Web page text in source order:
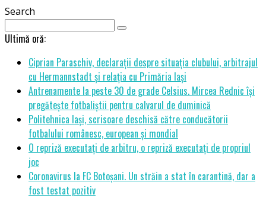
Search
Ultimă oră:
Ciprian Paraschiv, declarații despre situația clubului, arbitrajul
cu Hermannstadt și relația cu Primăria Iași
Antrenamente la peste 30 de grade Celsius. Mircea Rednic își
pregătește fotbaliștii pentru calvarul de duminică
Politehnica Iași, scrisoare deschisă către conducătorii
fotbalului românesc, european și mondial
O repriză executați de arbitru, o repriză executați de propriul
joc
Coronavirus la FC Botoșani. Un străin a stat în carantină, dar a
fost testat pozitiv